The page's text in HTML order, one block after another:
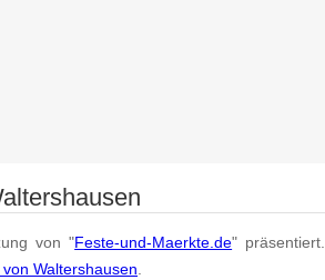
von "Feste-und-Maerkte.de" präsentiert.
Waltershausen.